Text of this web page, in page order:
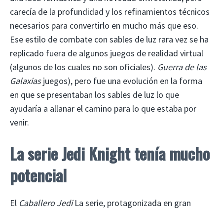
carecía de la profundidad y los refinamientos técnicos
necesarios para convertirlo en mucho más que eso.
Ese estilo de combate con sables de luz rara vez se ha
replicado fuera de algunos juegos de realidad virtual
(algunos de los cuales no son oficiales). Guerra de las
Galaxiasjuegos), pero fue una evolución en la forma
en que se presentaban los sables de luz lo que
ayudaría a allanar el camino para lo que estaba por
venir.
La serie Jedi Knight tenía mucho
potencial
El Caballero JediLa serie, protagonizada en gran